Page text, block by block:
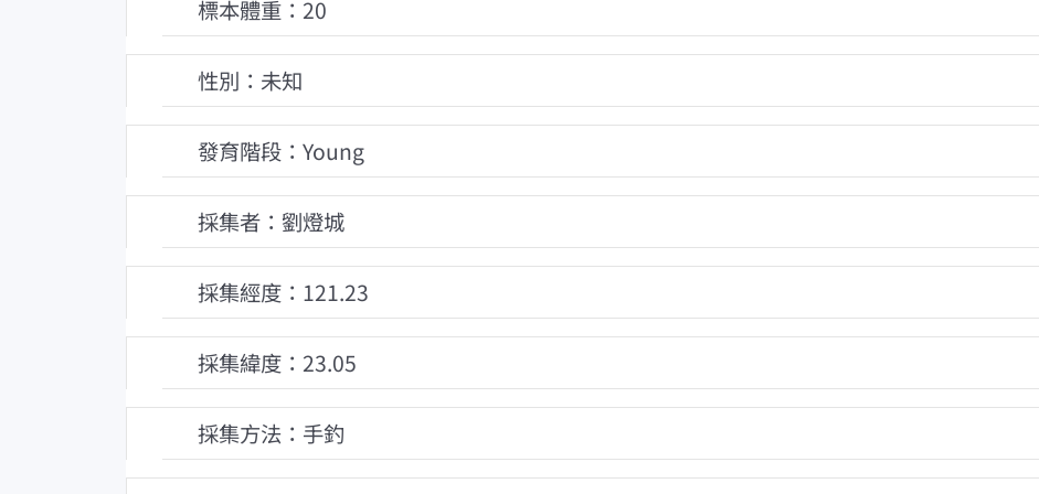
標本體重：20
性別：未知
發育階段：Young
採集者：劉燈城
採集經度：121.23
採集緯度：23.05
採集方法：手釣